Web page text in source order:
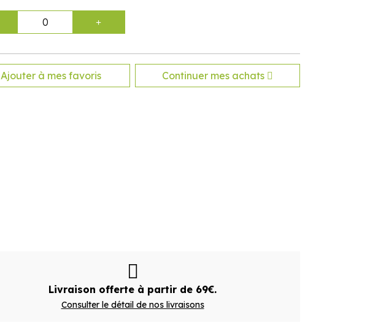
0
Ajouter à mes favoris Continuer mes achats
Livraison offerte à partir de 69€.
Consulter le détail de nos livraisons